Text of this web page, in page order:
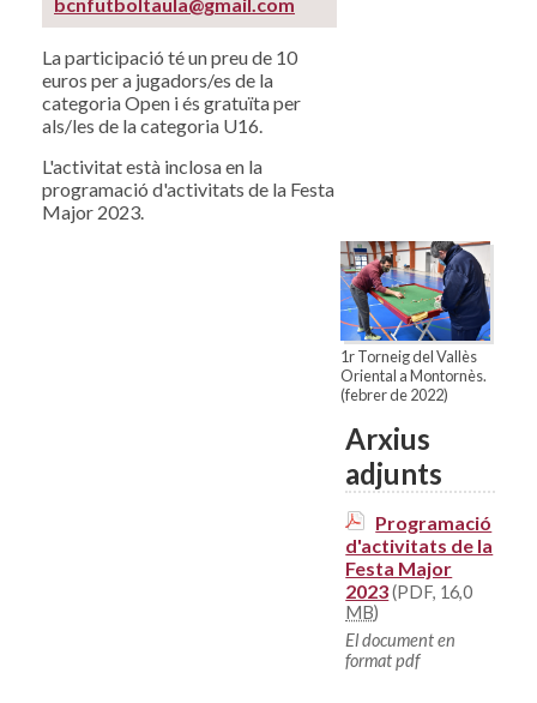
La participació té un preu de 10
euros per a jugadors/es de la
categoria Open i és gratuïta per
als/les de la categoria U16.
L'activitat està inclosa en la
programació d'activitats de la Festa
Major 2023.
1r Torneig del Vallès
Oriental a Montornès.
(febrer de 2022)
Arxius
adjunts
Programació
d'activitats de la
Festa Major
2023(PDF, 16,0
MB)
El document en
format pdf